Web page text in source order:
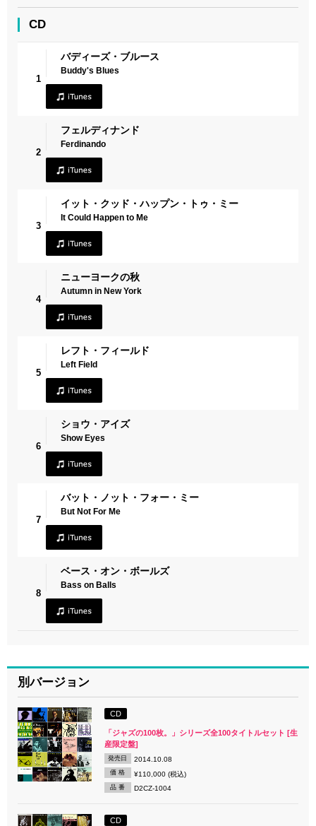
CD
1
バディーズ・ブルース
Buddy's Blues
2
フェルディナンド
Ferdinando
3
イット・クッド・ハップン・トゥ・ミー
It Could Happen to Me
4
ニューヨークの秋
Autumn in New York
5
レフト・フィールド
Left Field
6
ショウ・アイズ
Show Eyes
7
バット・ノット・フォー・ミー
But Not For Me
8
ベース・オン・ボールズ
Bass on Balls
別バージョン
CD
「ジャズの100枚。」シリーズ全100タイトルセット [生
産限定盤]
発売日 2014.10.08
価 格 ¥110,000 (税込)
品 番 D2CZ-1004
CD